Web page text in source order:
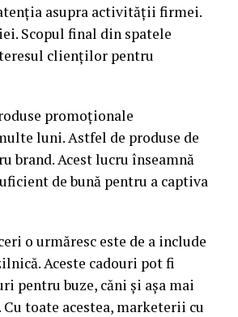
asupra activității firmei.
Scopul final din spatele
clienților pentru
promoționale
luni. Astfel de produse de
brand. Acest lucru înseamnă
de bună pentru a captiva
o urmăresc este de a include
Aceste cadouri pot fi
pentru buze, căni și așa mai
toate acestea, marketerii cu